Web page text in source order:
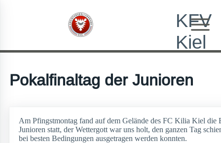
KFV
Kiel
Pokalfinaltag der Junioren
Am Pfingstmontag fand auf dem Gelände des FC Kilia Kiel die
Junioren statt, der Wettergott war uns holt, den ganzen Tag
bei besten Bedingungen ausgetragen werden konnten.